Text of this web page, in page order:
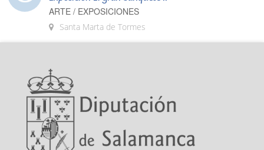
ARTE / EXPOSICIONES
Santa Marta de Tormes